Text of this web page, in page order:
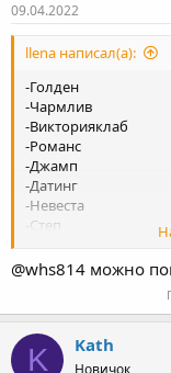
09.04.2022
llena написал(а):
-Голден
-Чармлив
-Викторияклаб
-Романс
-Джамп
-Датинг
-Невеста
-Степ
-Лавинчат
-Амурли , оставьте
@whs814 можно
K Kath